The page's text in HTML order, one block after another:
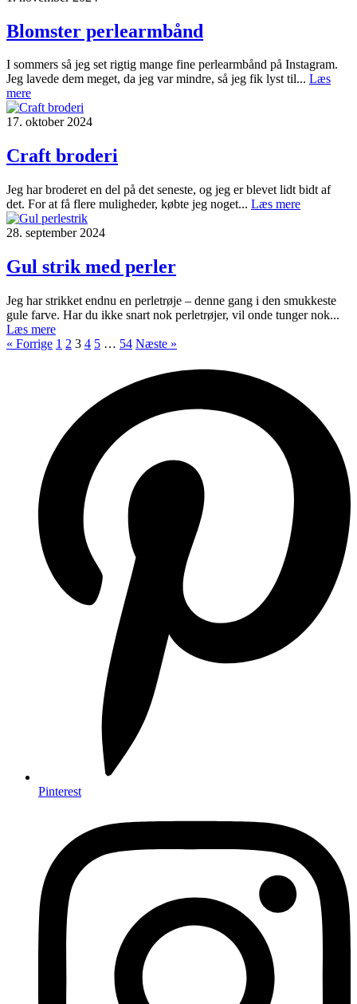
Blomster perlearmbånd
I sommers så jeg set rigtig mange fine perlearmbånd på Instagram.
Jeg lavede dem meget, da jeg var mindre, så jeg fik lyst til... Læs
mere
17. oktober 2024
Craft broderi
Jeg har broderet en del på det seneste, og jeg er blevet lidt bidt af
det. For at få flere muligheder, købte jeg noget... Læs mere
28. september 2024
Gul strik med perler
Jeg har strikket endnu en perletrøje – denne gang i den smukkeste
gule farve. Har du ikke snart nok perletrøjer, vil onde tunger nok...
Læs mere
« Forrige 1 2 3 4 5 … 54 Næste »
Pinterest